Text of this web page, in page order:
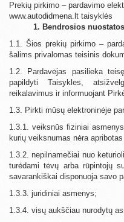
Prekių pirkimo – pardavimo
www.autodidmena.lt taisyklės
1. Bendrosios nuostatos
1.1. Šios prekių pirkimo –
šalims privalomas teisinis
1.2. Pardavėjas pasilieka
papildyti Taisykles,
reikalavimus ir informuojant
1.3. Pirkti mūsų elektroninėje
1.3.1. veiksnūs fiziniai
kurių veiksnumas nėra
1.3.2. nepilnamečiai nuo
turėdami tėvų arba rūpintojų
savarankiškai disponuoja savo
1.3.3. juridiniai asmenys;
1.3.4. visų aukščiau nurodytų